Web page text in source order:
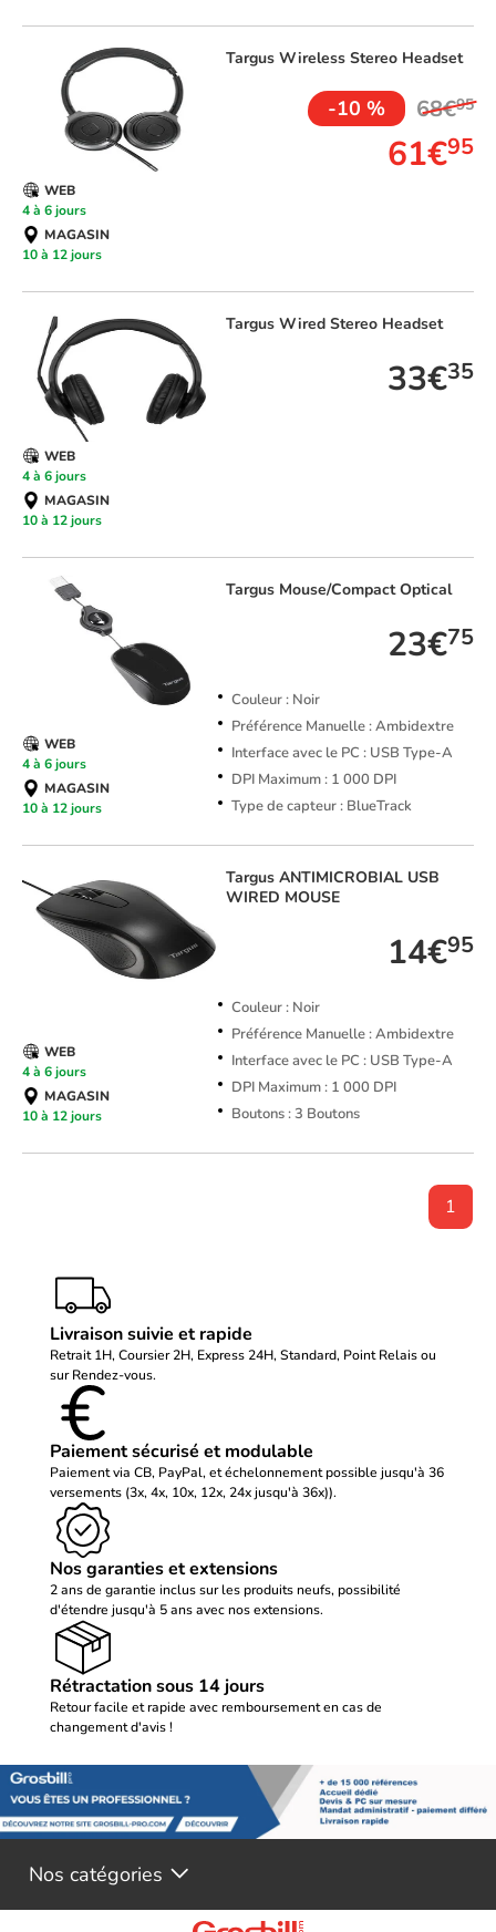
Targus Wireless Stereo Headset
-10 % 68€95
61€95
WEB
4 à 6 jours
MAGASIN
10 à 12 jours
Targus Wired Stereo Headset
33€35
WEB
4 à 6 jours
MAGASIN
10 à 12 jours
Targus Mouse/Compact Optical
23€75
Couleur : Noir
Préférence Manuelle : Ambidextre
Interface avec le PC : USB Type-A
DPI Maximum : 1 000 DPI
Type de capteur : BlueTrack
WEB
4 à 6 jours
MAGASIN
10 à 12 jours
Targus ANTIMICROBIAL USB
WIRED MOUSE
14€95
Couleur : Noir
Préférence Manuelle : Ambidextre
Interface avec le PC : USB Type-A
DPI Maximum : 1 000 DPI
Boutons : 3 Boutons
WEB
4 à 6 jours
MAGASIN
10 à 12 jours
1
Livraison suivie et rapide
Retrait 1H, Coursier 2H, Express 24H, Standard, Point Relais ou
sur Rendez-vous.
Paiement sécurisé et modulable
Paiement via CB, PayPal, et échelonnement possible jusqu'à 36
versements (3x, 4x, 10x, 12x, 24x jusqu'à 36x)).
Nos garanties et extensions
2 ans de garantie inclus sur les produits neufs, possibilité
d'étendre jusqu'à 5 ans avec nos extensions.
Rétractation sous 14 jours
Retour facile et rapide avec remboursement en cas de
changement d'avis !
Nos catégories